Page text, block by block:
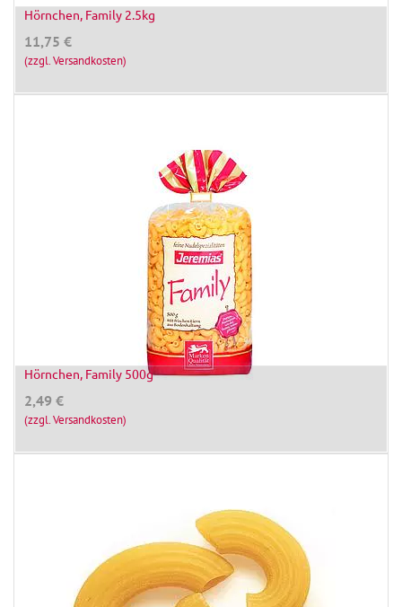
Hörnchen, Family 2.5kg
11,75 €
(zzgl. Versandkosten)
Hörnchen, Family 500g
2,49 €
(zzgl. Versandkosten)